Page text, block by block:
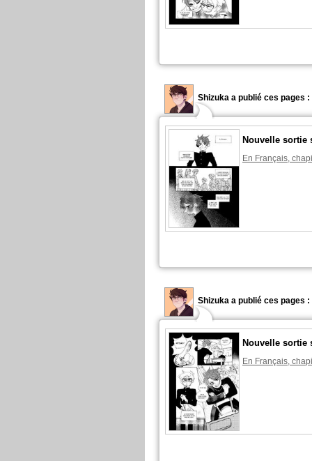
Shizuka a publié ces pages :
Nouvelle sortie
En Français,
Shizuka a publié ces pages :
Nouvelle sortie
En Français,